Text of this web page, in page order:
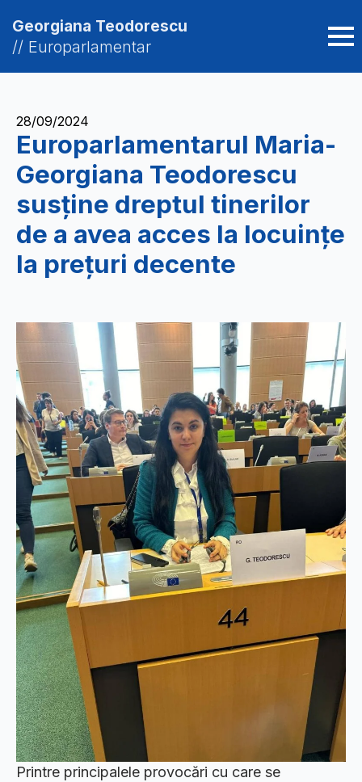
Georgiana Teodorescu
// Europarlamentar
28/09/2024
Europarlamentarul Maria-
Georgiana Teodorescu
susține dreptul tinerilor
de a avea acces la locuințe
la prețuri decente
Printre principalele provocări cu care se